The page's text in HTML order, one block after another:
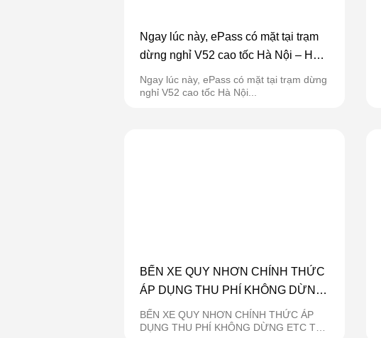
Ngay lúc này, ePass có mặt tại trạm
dừng nghỉ V52 cao tốc Hà Nội – Hải
Phòng!
Ngay lúc này, ePass có mặt tại trạm dừng
nghỉ V52 cao tốc Hà Nội...
BẾN XE QUY NHƠN CHÍNH THỨC
ÁP DỤNG THU PHÍ KHÔNG DỪNG
ETC
BẾN XE QUY NHƠN CHÍNH THỨC ÁP
DỤNG THU PHÍ KHÔNG DỪNG ETC TỪ